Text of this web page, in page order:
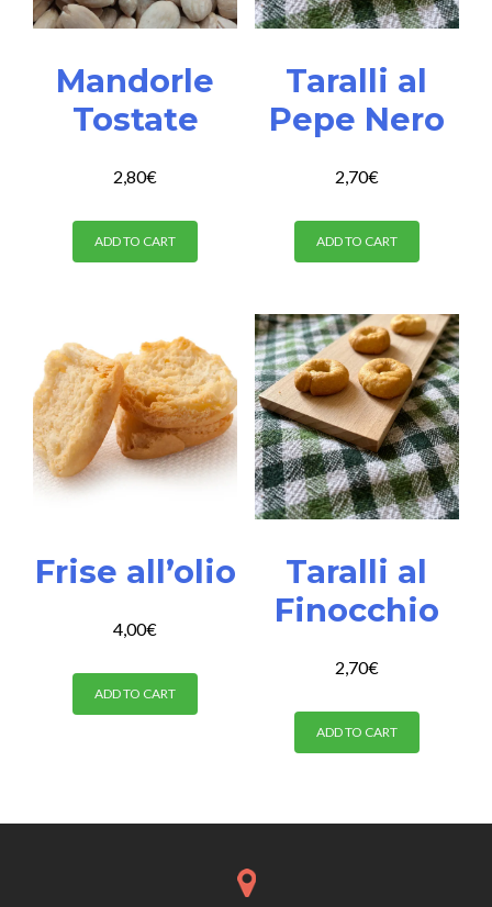
Mandorle
Tostate
2,80€
ADD TO CART
Taralli al
Pepe Nero
2,70€
ADD TO CART
Frise all’olio
4,00€
ADD TO CART
Taralli al
Finocchio
2,70€
ADD TO CART